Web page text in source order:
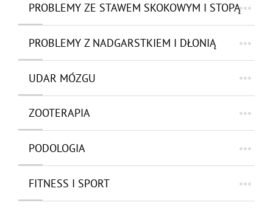
PROBLEMY ZE STAWEM SKOKOWYM I STOPĄ
PROBLEMY Z NADGARSTKIEM I DŁONIĄ
UDAR MÓZGU
ZOOTERAPIA
PODOLOGIA
FITNESS I SPORT